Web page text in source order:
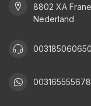
8802 XA
Nederland